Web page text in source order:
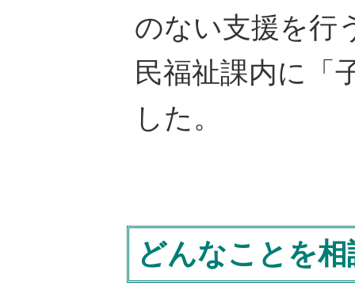
のない支援を行
民福祉課内に「
した。
どんなことを